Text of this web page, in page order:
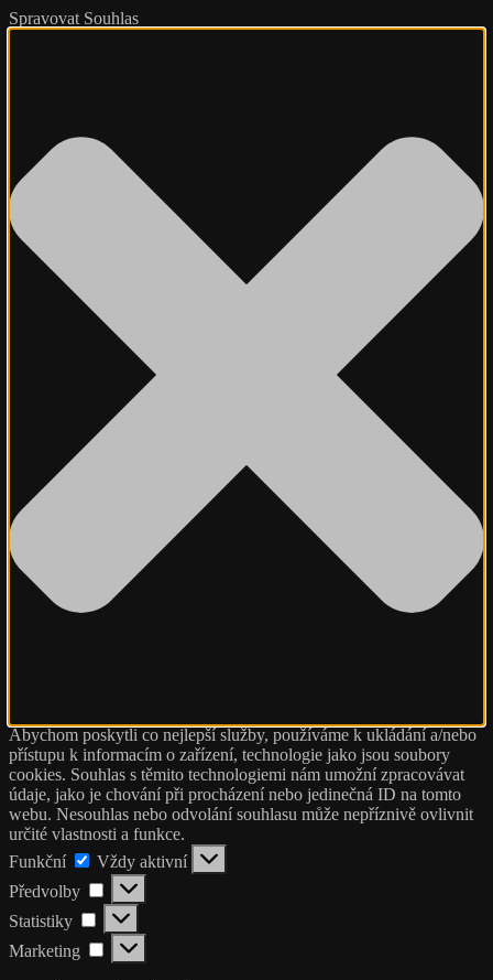
Spravovat Souhlas
Abychom poskytli co nejlepší služby, používáme k ukládání a/nebo
přístupu k informacím o zařízení, technologie jako jsou soubory
cookies. Souhlas s těmito technologiemi nám umožní zpracovávat
údaje, jako je chování při procházení nebo jedinečná ID na tomto
webu. Nesouhlas nebo odvolání souhlasu může nepříznivě ovlivnit
určité vlastnosti a funkce.
Funkční
Funkční
Vždy aktivní
Předvolby
Předvolby
Statistiky Statistiky
Marketing Marketing